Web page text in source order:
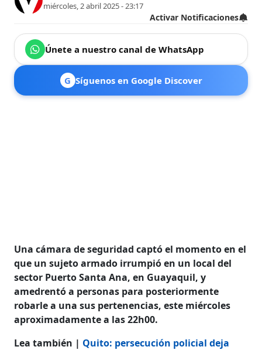
miércoles, 2 abril 2025 - 23:17
Activar Notificaciones
Únete a nuestro canal de WhatsApp
G Síguenos en Google Discover
Una cámara de seguridad captó el momento en el
que un sujeto armado irrumpió en un local del
sector Puerto Santa Ana, en Guayaquil, y
amedrentó a personas para posteriormente
robarle a una sus pertenencias, este miércoles
aproximadamente a las 22h00.
Lea también | Quito: persecución policial deja